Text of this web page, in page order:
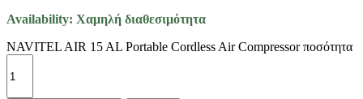
Availability: Χαμηλή διαθεσιμότητα
NAVITEL AIR 15 AL Portable Cordless Air Compressor ποσότητα